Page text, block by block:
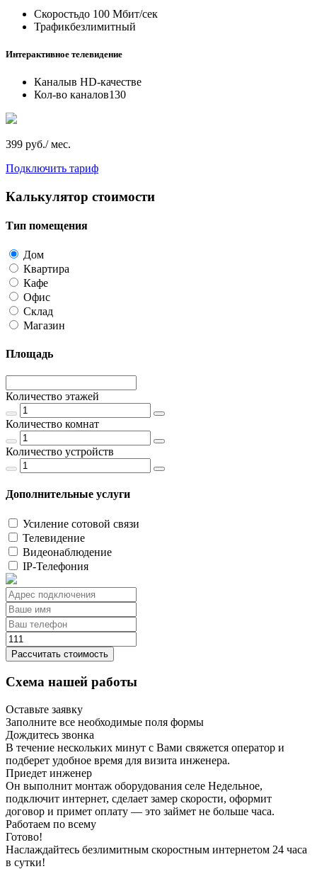
Скоростьдо 100 Мбит/сек
Трафикбезлимитный
Интерактивное телевидение
Каналыв HD-качестве
Кол-во каналов130
399 руб./ мес.
Подключить тариф
Калькулятор стоимости
Тип помещения
Дом
Квартира
Кафе
Офис
Склад
Магазин
Площадь
Количество этажей
Количество комнат
Количество устройств
Дополнительные услуги
Усиление сотовой связи
Телевидение
Видеонаблюдение
IP-Телефония
Рассчитать стоимость
Схема нашей работы
Оставьте заявку
Заполните все необходимые поля формы
Дождитесь звонка
В течение нескольких минут с Вами свяжется оператор и
подберет удобное время для визита инженера.
Приедет инженер
Он выполнит монтаж оборудования селе Недельное,
подключит интернет, сделает замер скорости, оформит
договор и примет оплату — это займет не больше часа.
Работаем по всему
Готово!
Наслаждайтесь безлимитным скоростным интернетом 24 часа
в сутки!